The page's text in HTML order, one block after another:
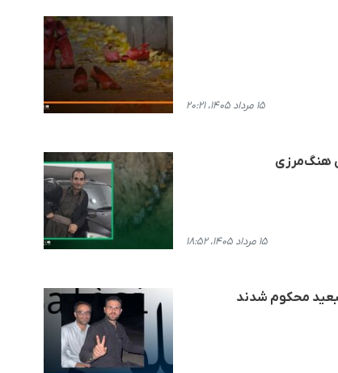
۱۵ مرداد ۱۴۰۵، ۲۰:۲۱
هنگ‌مرزی
۱۵ مرداد ۱۴۰۵، ۱۸:۵۲